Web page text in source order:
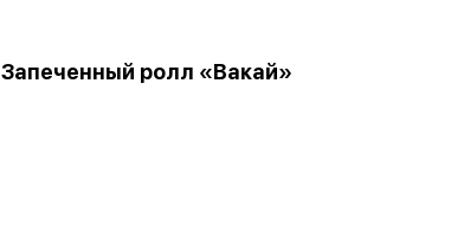
Запеченный ролл «Вакай»